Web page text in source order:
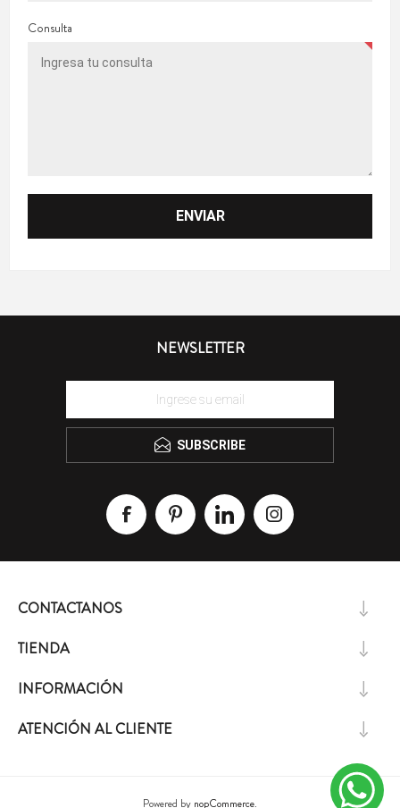
Consulta
NEWSLETTER
SUBSCRIBE
CONTACTANOS
TIENDA
INFORMACIÓN
ATENCIÓN AL CLIENTE
Powered by nopCommerce.